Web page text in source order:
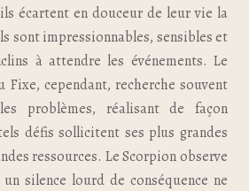
écartent en douceur de leur vie la
sont impressionnables, sensibles et
à attendre les événements. Le
Fixe, cependant, recherche souvent
problèmes, réalisant de façon
défis sollicitent ses plus grandes
ressources. Le Scorpion observe
silence lourd de conséquence ne